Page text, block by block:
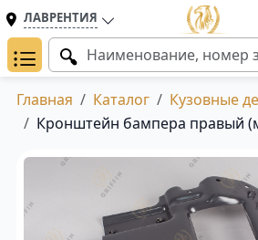
ЛАВРЕНТИЯ
Главная Каталог
Кузовные
Кронштейн бампера правый